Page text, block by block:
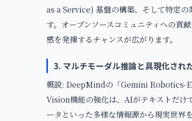
as a Service) 基盤の構築、そして特定
す。オープンソースコミュニティへの貢
感を発揮するチャンスが広がります。
3. マルチモーダル推論と具現化され
概説: DeepMindの「Gemini Robotics-
Vision機能の強化は、AIがテキストだけ
ータといった多様な情報源から現実世